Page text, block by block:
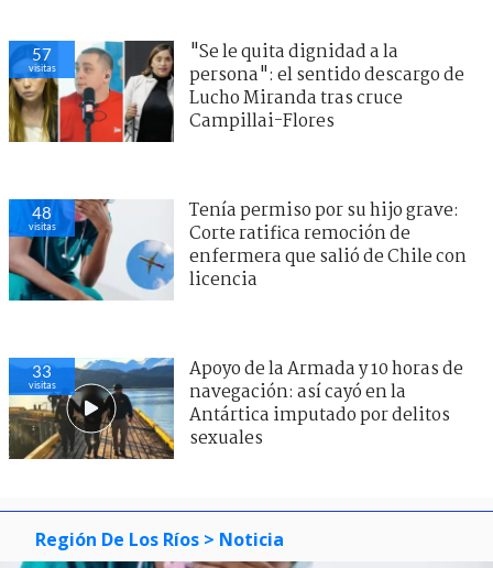
57
visitas
"Se le quita dignidad a la
persona": el sentido descargo de
Lucho Miranda tras cruce
Campillai-Flores
48
visitas
Tenía permiso por su hijo grave:
Corte ratifica remoción de
enfermera que salió de Chile con
licencia
33
visitas
Apoyo de la Armada y 10 horas de
navegación: así cayó en la
Antártica imputado por delitos
sexuales
Región De Los Ríos > Noticia